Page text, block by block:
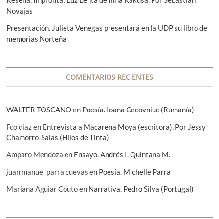
n
t
r
a
s
Novajas
Presentación. Julieta Venegas presentará en la UDP su libro de
memorias Norteña
COMENTARIOS RECIENTES
WALTER TOSCANOen Poesía. Ioana Cecovniuc (Rumanía)
Fco diazen Entrevista a Macarena Moya (escritora). Por Jessy
Chamorro-Salas (Hilos de Tinta)
Amparo Mendoza en Ensayo. Andrés I. Quintana M.
juan manuel parra cuevas en Poesía. Michelle Parra
Mariana Aguiar Coutoen Narrativa. Pedro Silva (Portugal)